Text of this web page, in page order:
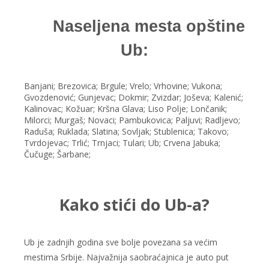
Naseljena mesta opštine
Ub:
Banjani; Brezovica; Brgule; Vrelo; Vrhovine; Vukona;
Gvozdenović; Gunjevac; Dokmir; Zvizdar; Joševa; Kalenić;
Kalinovac; Kožuar; Kršna Glava; Liso Polje; Lončanik;
Milorci; Murgaš; Novaci; Pambukovica; Paljuvi; Radljevo;
Raduša; Ruklada; Slatina; Sovljak; Stublenica; Takovo;
Tvrdojevac; Trlić; Trnjaci; Tulari; Ub; Crvena Jabuka;
Čučuge; Šarbane;
Kako stići do Ub-a?
Ub je zadnjih godina sve bolje povezana sa većim
mestima Srbije. Najvažnija saobraćajnica je auto put